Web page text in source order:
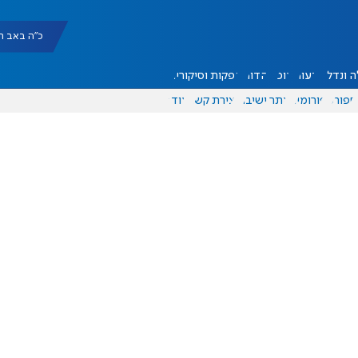
כ"ה באב תשפ"ו
ונדל"ן דעות אוכל יהדות הפקות וסיקורים
ספורט פורומים אתר ישיבה יצירת קשר עוד